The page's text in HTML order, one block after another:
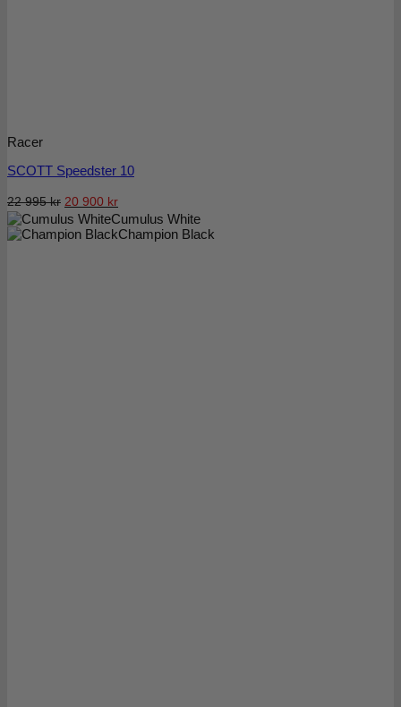
Cumulus White
Champion Black
Racer
SCOTT Speedster 10
22 995kr Det
ursprungliga
priset
20 900 krDet
nuvarande
priset